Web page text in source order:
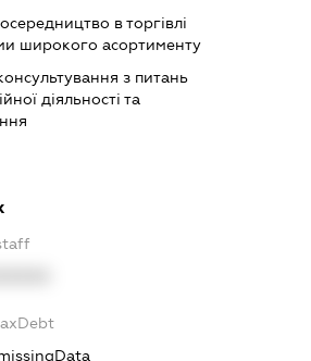
в торгівлі
широкого асортименту
з питань
діяльності та